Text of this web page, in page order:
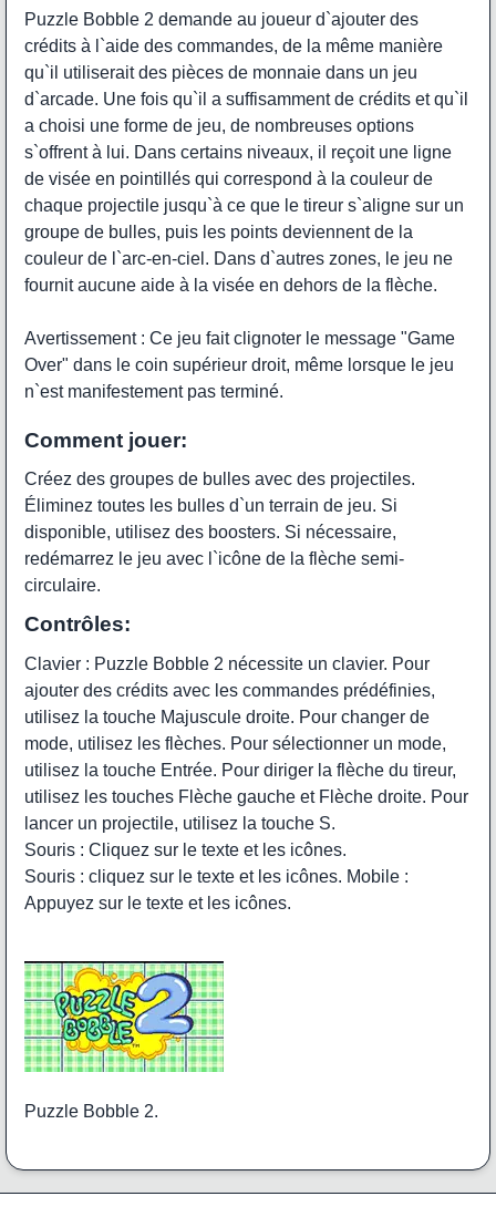
Puzzle Bobble 2 demande au joueur d`ajouter des
crédits à l`aide des commandes, de la même manière
qu`il utiliserait des pièces de monnaie dans un jeu
d`arcade. Une fois qu`il a suffisamment de crédits et qu`il
a choisi une forme de jeu, de nombreuses options
s`offrent à lui. Dans certains niveaux, il reçoit une ligne
de visée en pointillés qui correspond à la couleur de
chaque projectile jusqu`à ce que le tireur s`aligne sur un
groupe de bulles, puis les points deviennent de la
couleur de l`arc-en-ciel. Dans d`autres zones, le jeu ne
fournit aucune aide à la visée en dehors de la flèche.
Avertissement : Ce jeu fait clignoter le message "Game
Over" dans le coin supérieur droit, même lorsque le jeu
n`est manifestement pas terminé.
Comment jouer:
Créez des groupes de bulles avec des projectiles.
Éliminez toutes les bulles d`un terrain de jeu. Si
disponible, utilisez des boosters. Si nécessaire,
redémarrez le jeu avec l`icône de la flèche semi-
circulaire.
Contrôles:
Clavier : Puzzle Bobble 2 nécessite un clavier. Pour
ajouter des crédits avec les commandes prédéfinies,
utilisez la touche Majuscule droite. Pour changer de
mode, utilisez les flèches. Pour sélectionner un mode,
utilisez la touche Entrée. Pour diriger la flèche du tireur,
utilisez les touches Flèche gauche et Flèche droite. Pour
lancer un projectile, utilisez la touche S.
Souris : Cliquez sur le texte et les icônes.
Souris : cliquez sur le texte et les icônes. Mobile :
Appuyez sur le texte et les icônes.
Puzzle Bobble 2.